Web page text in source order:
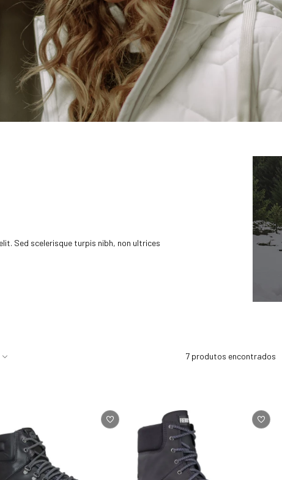
Sed scelerisque turpis nibh, non ultrices
7 produtos